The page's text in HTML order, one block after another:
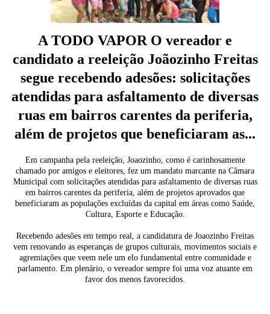
A TODO VAPOR O vereador e
candidato a reeleição Joãozinho Freitas
segue recebendo adesões: solicitações
atendidas para asfaltamento de diversas
ruas em bairros carentes da periferia,
além de projetos que beneficiaram as...
Em campanha pela reeleição, Joaozinho, como é carinhosamente
chamado por amigos e eleitores, fez um mandato marcante na Câmara
Municipal com solicitações atendidas para asfaltamento de diversas ruas
em bairros carentes da periferia, além de projetos aprovados que
beneficiaram as populações excluídas da capital em áreas como Saúde,
Cultura, Esporte e Educação.
Recebendo adesões em tempo real, a candidatura de Joaozinho Freitas
vem renovando as esperanças de grupos culturais, movimentos sociais e
agremiações que veem nele um elo fundamental entre comunidade e
parlamento. Em plenário, o vereador sempre foi uma voz atuante em
favor dos menos favorecidos.